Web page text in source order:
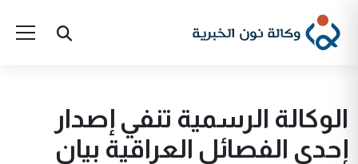
الوكالة الرسمية تنفي إصدار
إحدى الفصائل العراقية بيان